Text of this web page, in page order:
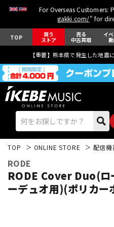
For Overseas Customers:
gakki.com/" for
TOP 買う
ストア
売る
中古買取
イ
【重要】熊本県で発生した地震
TOP ONLINE STORE 配信
RODE
RODE Cover Duo(ロ
ーデュオ用)(ポリカー